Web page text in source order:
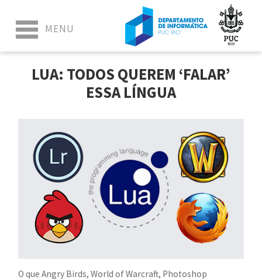
LUA: TODOS QUEREM ‘FALAR’
ESSA LÍNGUA
O que Angry Birds, World of Warcraft, Photoshop